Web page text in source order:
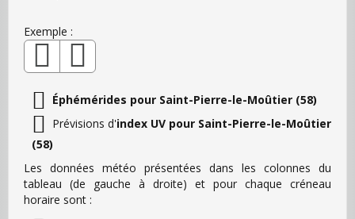
Exemple :
Éphémérides pour Saint-Pierre-le-Moûtier (58)
Prévisions d'index UV pour Saint-Pierre-le-Moûtier
(58)
Les données météo présentées dans les colonnes du
tableau (de gauche à droite) et pour chaque créneau
horaire sont :